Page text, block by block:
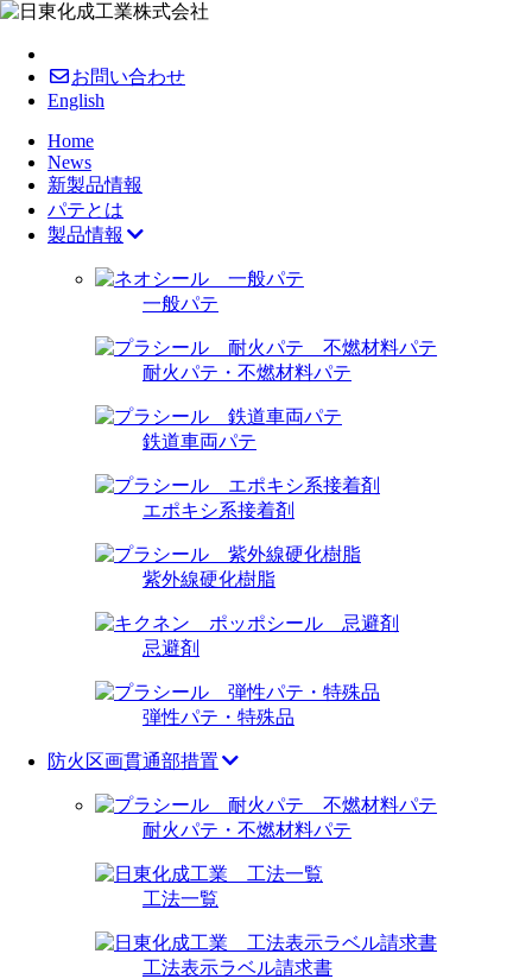
お問い合わせ
English
Home
News
新製品情報
パテとは
製品情報
一般パテ
耐火パテ・不燃材料パテ
鉄道車両パテ
エポキシ系接着剤
紫外線硬化樹脂
忌避剤
弾性パテ・特殊品
防火区画貫通部措置
耐火パテ・不燃材料パテ
工法一覧
工法表示ラベル請求書